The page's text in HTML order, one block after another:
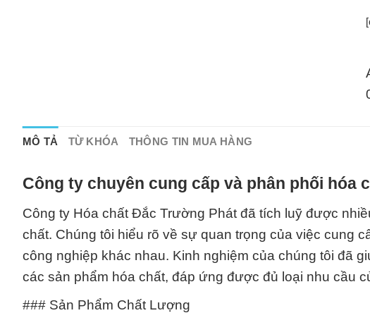
MÔ TẢ TỪ KHÓA THÔNG TIN MUA HÀNG
Công ty chuyên cung cấp và phân phối hóa
Công ty Hóa chất Đắc Trường Phát đã tích luỹ được
chất. Chúng tôi hiểu rõ về sự quan trọng của việc cung
công nghiệp khác nhau. Kinh nghiệm của chúng tôi đã
các sản phẩm hóa chất, đáp ứng được đủ loại nhu cầu
### Sản Phẩm Chất Lượng